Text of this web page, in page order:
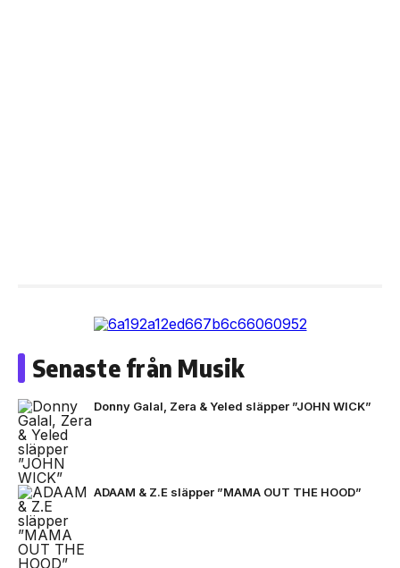
Senaste från Musik
Donny Galal, Zera & Yeled släpper ”JOHN WICK”
ADAAM & Z.E släpper ”MAMA OUT THE HOOD”